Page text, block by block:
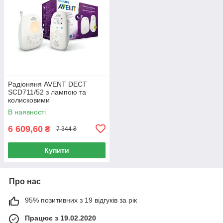
Радіоняня AVENT DECT
SCD711/52 з лампою та
колисковими
В наявності
6 609,60 ₴ 7 344 ₴
Купити
Про нас
95% позитивних з 19 відгуків за рік
Працює з 19.02.2020